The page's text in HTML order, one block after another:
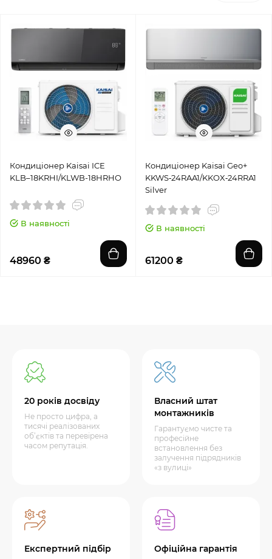
Кондиціонер Kaisai ICE
KLB–18KRHI/KLWB-18HRHO
В наявності
48960 ₴
Кондиціонер Kaisai Geo+
KKWS‑24RAA1/KKOX‑24RRA1
Silver
В наявності
61200 ₴
20 років досвіду
Не просто цифра, а
тисячі реалізованих
об’єктів та перевірена
часом репутація.
Власний штат
монтажників
Гарантуємо чисте та
професійне
встановлення без
залучення підрядників
«з вулиці»
Експертний підбір Офіційна гарантія